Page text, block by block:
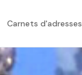
Carnets d'adresses